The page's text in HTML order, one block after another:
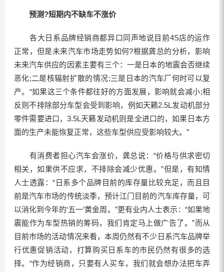
预测?短期内不缺车不涨价
各大日系品牌经销商都异口同声地说目前4S店的运作
正常，但是未来汽车市场走势如何?根据龚总的分析，影响
未来汽车供应的因素主要有三个：一是日本的地震会否继续
恶化;二是核辐射扩散的情况;三是日本的汽车厂何时可以复
产。“如果这三个条件都往好的方面发展，影响就会减小;相
反则不排除部分车型会受到影响，例如天籁2.5L发动机部分
零件需要进口，3.5L天籁发动机则是全进口的，如果日本方
面的生产未能恢复正常，这些车型供应受影响较大。”
有消费者担心汽车会涨价，龚总说：“价格与供求密切
相关，如果供不应求，不排除会减少优惠。”但是，有知情
人士透露：“日系多个品牌目前的库存量比较充足，而且目
前是汽车市场的传统淡季，预计江门目前的汽车库存量，可
以消化到今年的‘五一’黄金周。”更有业内人士表示：“如果地
震能作为车型热销的筹码，我们肯定马上做广告了。”而从
目前市场的活动情况来看，本周仍然有不少日系汽车品牌举
行优惠促销活动，打算购买日系车的市民仍然有很多的选
择。“作为经销商，只要有人买车，我们就会想办法把车弄